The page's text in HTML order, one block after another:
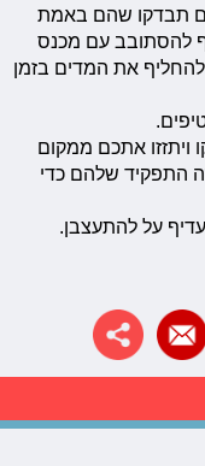
תבדקו שהם באמת
להסתובב עם מכנס
את המדים בזמן
ויתזזו אתכם ממקום
התפקיד שלהם כדי
על להתעצבן.